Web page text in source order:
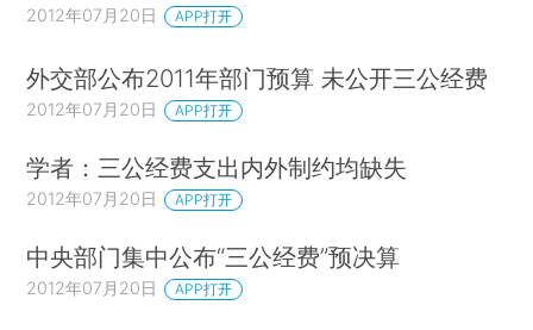
2012年07月20日 APP打开
外交部公布2011年部门预算 未公开三公经费
2012年07月20日 APP打开
学者：三公经费支出内外制约均缺失
2012年07月20日 APP打开
中央部门集中公布“三公经费”预决算
2012年07月20日 APP打开